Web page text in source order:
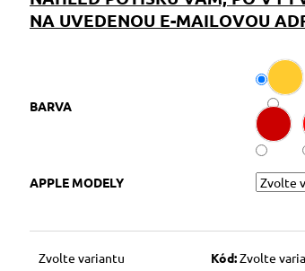
NA UVEDENOU E-MAILOVOU
BARVA
APPLE MODELY
Zvolte variantu Kód:Zvolte